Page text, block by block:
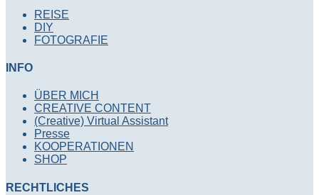
REISE
DIY
FOTOGRAFIE
INFO
ÜBER MICH
CREATIVE CONTENT
(Creative) Virtual Assistant
Presse
KOOPERATIONEN
SHOP
RECHTLICHES